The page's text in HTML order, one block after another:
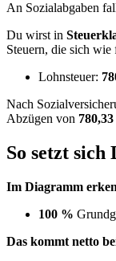
An Sozialabgaben
Du wirst in
Steuern, die sich
Lohnsteuer:
Nach
Abzügen von 780,33
So setzt sich
Im Diagramm
100 %
Das kommt netto